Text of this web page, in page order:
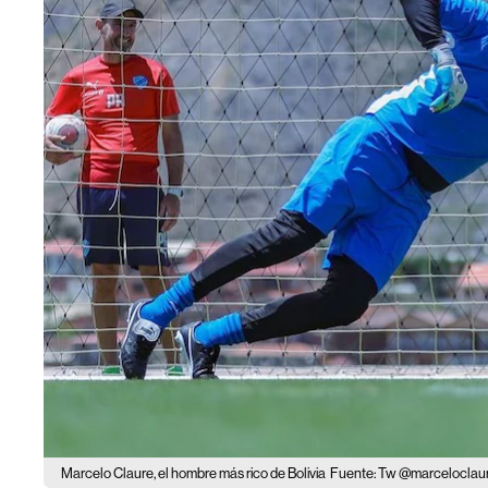
Marcelo Claure, el hombre más rico de Bolivia Fuente: Tw